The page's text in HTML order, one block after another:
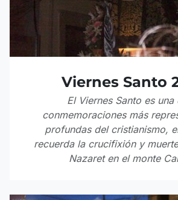
Viernes Santo
El Viernes Santo es una
conmemoraciones más
profundas del cristianismo,
recuerda la crucifixión y
Nazaret en el monte